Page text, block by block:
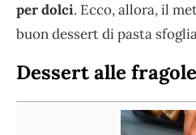
per dolci. Ecco, allora, il
buon dessert di pasta
Dessert alle fragole